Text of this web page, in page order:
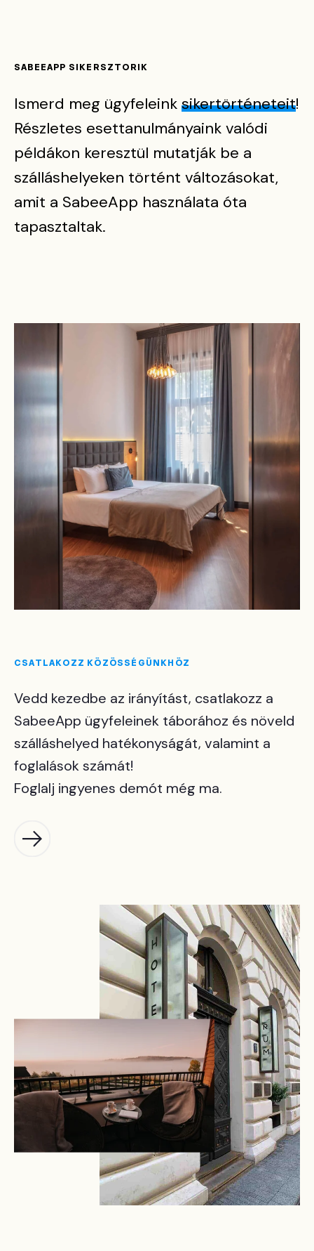
SABEEAPP SIKERSZTORIK
Ismerd meg ügyfeleink sikertörténeteit!
Részletes esettanulmányaink valódi
példákon keresztül mutatják be a
szálláshelyeken történt változásokat,
amit a SabeeApp használata óta
tapasztaltak.
CSATLAKOZZ KÖZÖSSÉGÜNKHÖZ
Vedd kezedbe az irányítást, csatlakozz a
SabeeApp ügyfeleinek táborához és növeld
szálláshelyed hatékonyságát, valamint a
foglalások számát!
Foglalj ingyenes demót még ma.